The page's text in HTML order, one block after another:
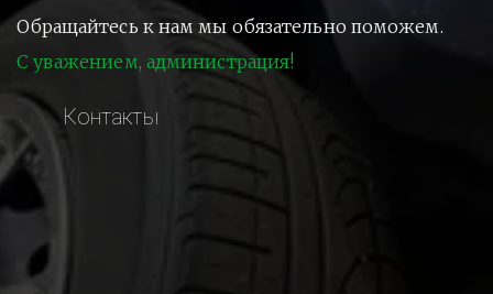
Обращайтесь к нам мы обязательно поможем.
С уважением, администрация!
Контакты